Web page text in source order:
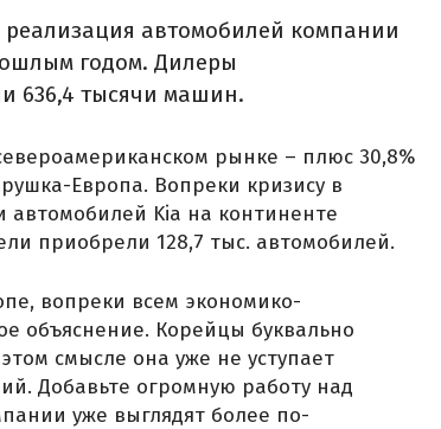
реализация автомобилей компании
годом. Дилеры
636,4 тысячи машин.
рынке – плюс 30,8%
Европа. Вопреки кризису в
автомобилей Kia на континенте
приобрели 128,7 тыс. автомобилей.
вопреки всем экономико-
объяснение. Корейцы буквально
смысле она уже не уступает
Добавьте огромную работу над
уже выглядят более по-